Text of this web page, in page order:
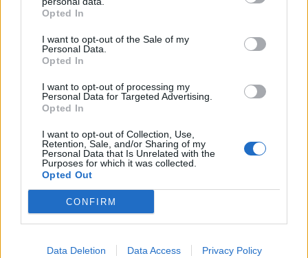
Opted In
I want to opt-out of the Sale of my
Personal Data.
Opted In
I want to opt-out of processing my
Personal Data for Targeted Advertising.
Opted In
I want to opt-out of Collection, Use,
Retention, Sale, and/or Sharing of my
Personal Data that Is Unrelated with the
Purposes for which it was collected.
Opted Out
CONFIRM
Data Deletion Data Access Privacy Policy
prossima stagione televisiva. Si aspettano
sembra già segnata.